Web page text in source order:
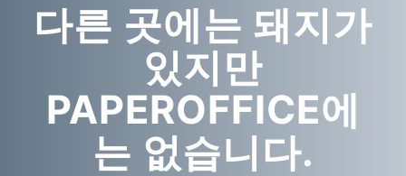
다른 곳에는 돼지가
있지만
PAPEROFFICE에
는 없습니다.